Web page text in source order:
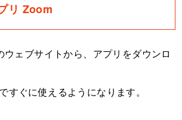
リ Zoom
ェブサイトから、アプリをダウンロ
すぐに使えるようになります。